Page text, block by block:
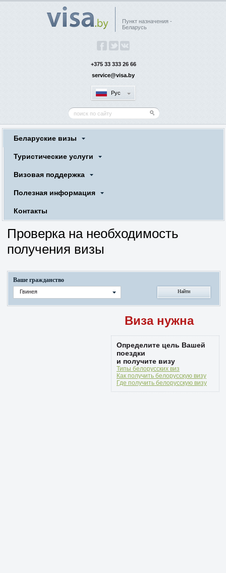
Пункт назначения -
Беларусь
+375 33 333 26 66
service@visa.by
Рус
Беларуские визы
Туристические услуги
Визовая поддержка
Полезная информация
Контакты
Проверка на необходимость
получения визы
Ваше гражданство
Гвинея
Виза нужна
Определите цель Вашей
поездки
и получите визу
Типы белорусских виз
Как получить белорусскую визу
Где получить белорусскую визу